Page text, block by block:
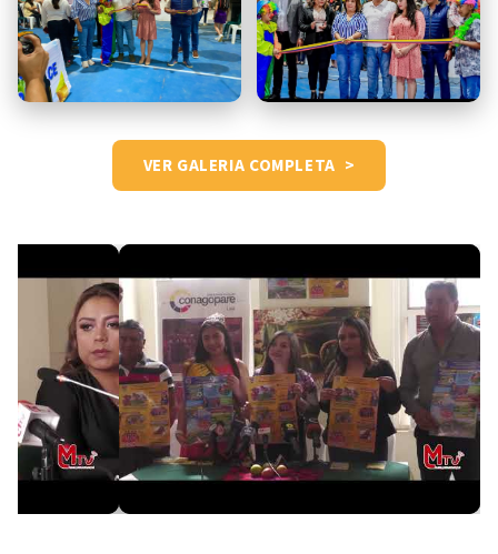
VER GALERIA COMPLETA